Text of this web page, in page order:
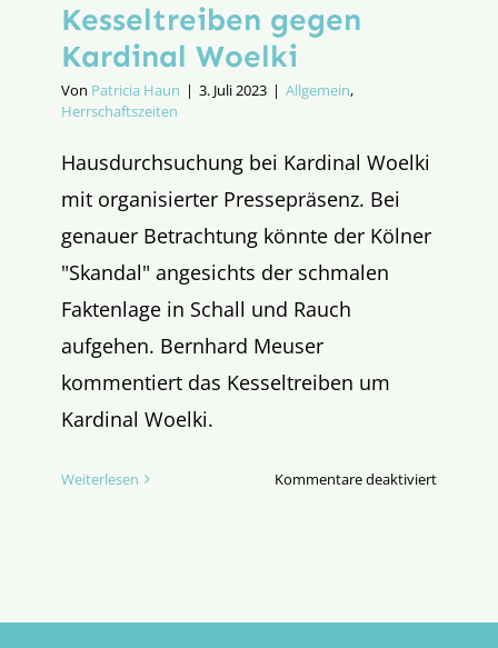
Kesseltreiben gegen
Kardinal Woelki
Von Patricia Haun | 3. Juli 2023 | Allgemein,
Herrschaftszeiten
Hausdurchsuchung bei Kardinal Woelki
mit organisierter Pressepräsenz. Bei
genauer Betrachtung könnte der Kölner
"Skandal" angesichts der schmalen
Faktenlage in Schall und Rauch
aufgehen. Bernhard Meuser
kommentiert das Kesseltreiben um
Kardinal Woelki.
Weiterlesen Kommentare deaktiviertfür